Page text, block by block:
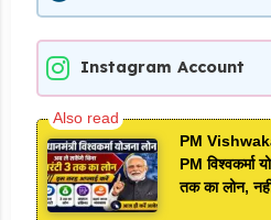
Instagram Account
PM
PM
तक का लोन, नहीं